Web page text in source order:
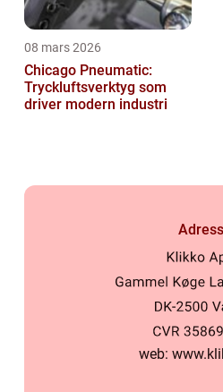
08 mars 2026
Chicago Pneumatic:
Tryckluftsverktyg som
driver modern industri
Adress
web: